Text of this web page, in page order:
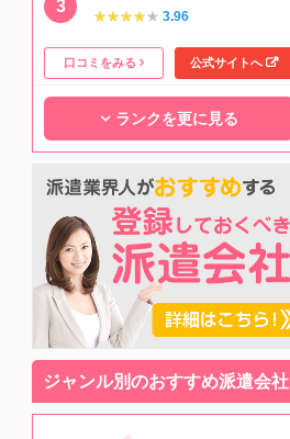
★★★★★
★★★★★ 3.96
口コミをみる 公式サイトへ
ランクを更に見る
ジャンル別のおすすめ派遣会社